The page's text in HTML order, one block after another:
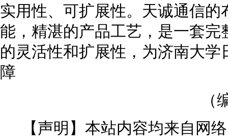
实用性、可扩展性。天诚通信
能，精湛的产品工艺，是一套
的灵活性和扩展性，为济南大
障
（
【声明】本站内容均来自网